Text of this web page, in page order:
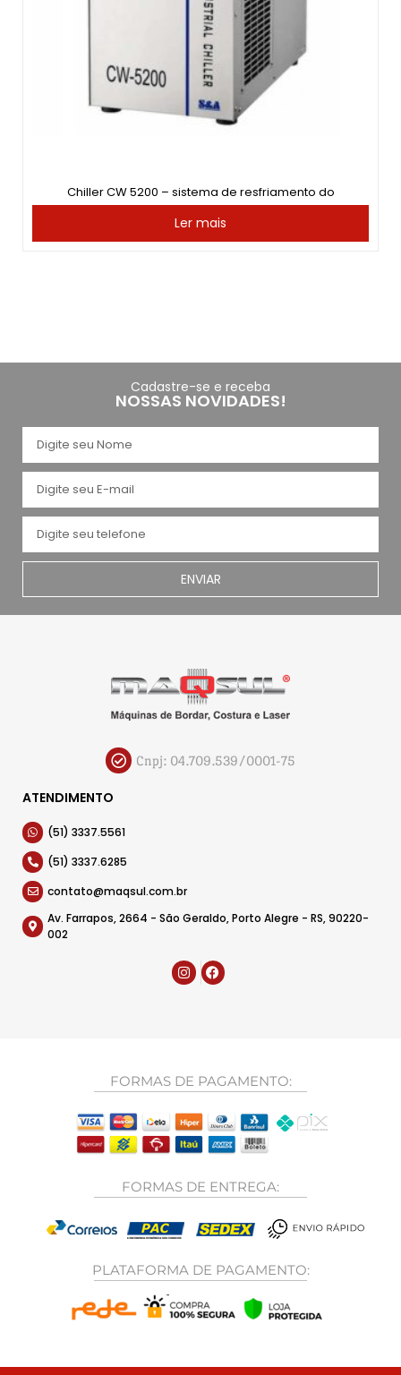
Chiller CW 5200 – sistema de resfriamento do
Ler mais
Cadastre-se e receba
NOSSAS NOVIDADES!
ENVIAR
Cnpj: 04.709.539/0001-75
ATENDIMENTO
(51) 3337.5561
(51) 3337.6285
contato@maqsul.com.br
Av. Farrapos, 2664 - São Geraldo, Porto Alegre - RS, 90220-
002
FORMAS DE PAGAMENTO:
FORMAS DE ENTREGA:
PLATAFORMA DE PAGAMENTO: